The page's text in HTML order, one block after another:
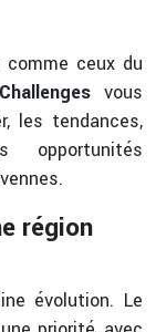
ceux du
Challengesvous
les tendances,
région
évolution. Le